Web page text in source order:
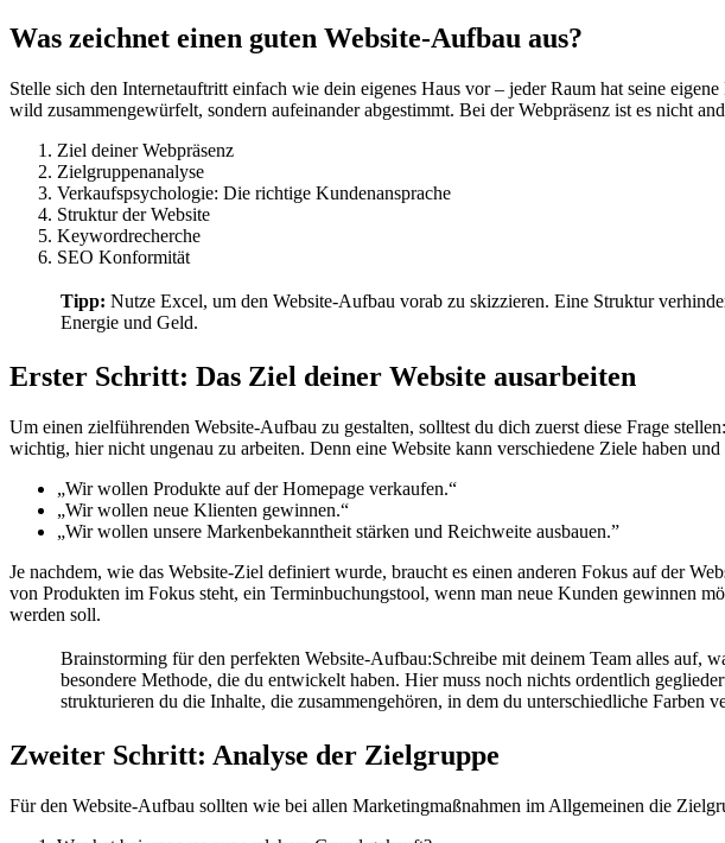
Was zeichnet einen guten Website-Aufbau aus?
Stelle sich den Internetauftritt einfach wie dein eigenes Haus vor – jeder Raum hat seine
wild zusammengewürfelt, sondern aufeinander abgestimmt. Bei der Webpräsenz ist es nicht
Ziel deiner Webpräsenz
Zielgruppenanalyse
Verkaufspsychologie: Die richtige Kundenansprache
Struktur der Website
Keywordrecherche
SEO Konformität
Tipp: Nutze Excel, um den Website-Aufbau vorab zu skizzieren. Eine Struktur
Energie und Geld.
Erster Schritt: Das Ziel deiner Website ausarbeiten
Um einen zielführenden Website-Aufbau zu gestalten, solltest du dich zuerst diese Frage
wichtig, hier nicht ungenau zu arbeiten. Denn eine Website kann verschiedene Ziele haben
„Wir wollen Produkte auf der Homepage verkaufen.“
„Wir wollen neue Klienten gewinnen.“
„Wir wollen unsere Markenbekanntheit stärken und Reichweite ausbauen.”
Je nachdem, wie das Website-Ziel definiert wurde, braucht es einen anderen Fokus auf der
von Produkten im Fokus steht, ein Terminbuchungstool, wenn man neue Kunden gewinnen
werden soll.
Brainstorming für den perfekten Website-Aufbau:Schreibe mit deinem Team alles auf,
besondere Methode, die du entwickelt haben. Hier muss noch nichts ordentlich
strukturieren du die Inhalte, die zusammengehören, in dem du unterschiedliche Farben
Zweiter Schritt: Analyse der Zielgruppe
Für den Website-Aufbau sollten wie bei allen Marketingmaßnahmen im Allgemeinen die